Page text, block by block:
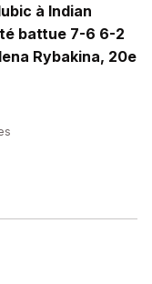
à Indian
battue 7-6 6-2
Rybakina, 20e